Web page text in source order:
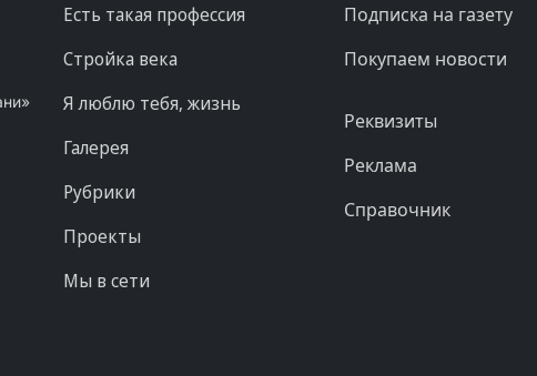
Есть такая профессия
Стройка века
Я люблю тебя, жизнь
Галерея
Рубрики
Проекты
Мы в сети
Подписка на газету
Покупаем новости
Реквизиты
Реклама
Справочник